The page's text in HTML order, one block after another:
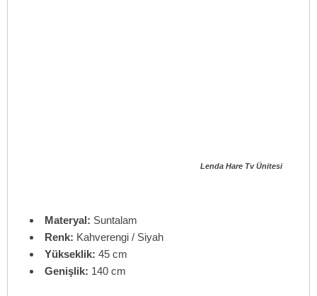
Lenda Hare Tv Ünitesi
Materyal: Suntalam
Renk: Kahverengi / Siyah
Yükseklik: 45 cm
Genişlik: 140 cm